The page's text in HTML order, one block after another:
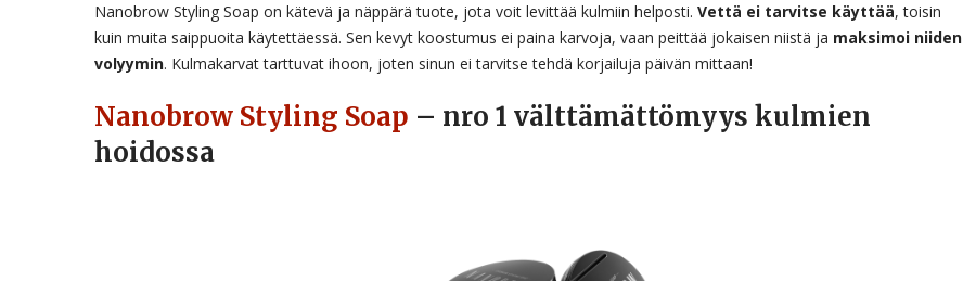
Nanobrow Styling Soap on kätevä ja näppärä tuote, jota voit levittää kulmiin helposti. Vettä ei tarvitse käyttää, toisin
kuin muita saippuoita käytettäessä. Sen kevyt koostumus ei paina karvoja, vaan peittää jokaisen niistä ja maksimoi niiden
volyymin. Kulmakarvat tarttuvat ihoon, joten sinun ei tarvitse tehdä korjailuja päivän mittaan!
Nanobrow Styling Soap – nro 1 välttämättömyys kulmien
hoidossa